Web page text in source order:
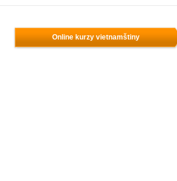
Online kurzy vietnamštiny